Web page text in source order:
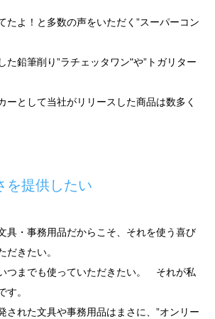
たよ！と多数の声をいただく”スーパーコン
た鉛筆削り”ラチェッタワン"や”トガリター
ーとして当社がリリースした商品は数多く
を提供したい
具・事務用品だからこそ、それを使う喜び
だきたい。
つまでも使っていただきたい。 それが私
す。
された文具や事務用品はまさに、”オンリー